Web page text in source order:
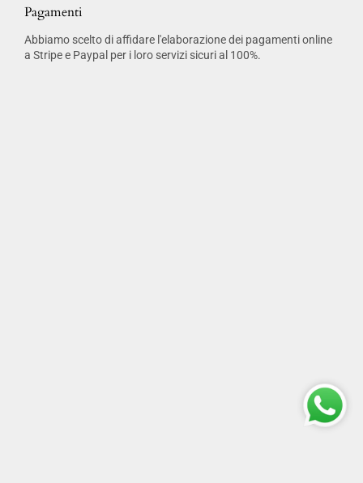
Pagamenti
Abbiamo scelto di affidare l'elaborazione dei pagamenti online
a Stripe e Paypal per i loro servizi sicuri al 100%.